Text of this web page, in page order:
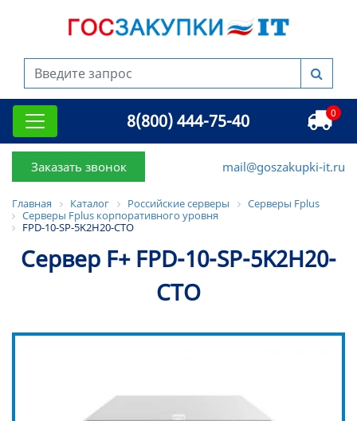
8(800) 444-75-40 0
Заказать звонок mail@goszakupki-it.ru
Главная Каталог Российские серверы
Серверы Fplus
Серверы Fplus корпоративного уровня
FPD-10-SP-5K2H20-CTO
Сервер F+ FPD-10-SP-5K2H20-
CTO